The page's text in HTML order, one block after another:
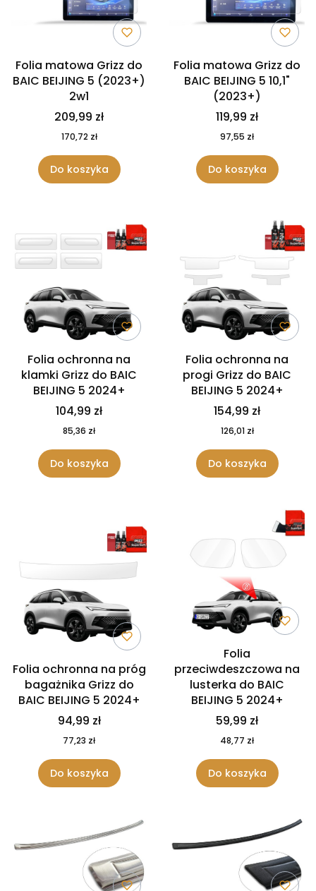
Folia matowa Grizz do
BAIC BEIJING 5 (2023+)
2w1
209,99 zł
170,72 zł
Do koszyka
Folia matowa Grizz do
BAIC BEIJING 5 10,1"
(2023+)
119,99 zł
97,55 zł
Do koszyka
Folia ochronna na
klamki Grizz do BAIC
BEIJING 5 2024+
104,99 zł
85,36 zł
Do koszyka
Folia ochronna na
progi Grizz do BAIC
BEIJING 5 2024+
154,99 zł
126,01 zł
Do koszyka
Folia ochronna na próg
bagażnika Grizz do
BAIC BEIJING 5 2024+
94,99 zł
77,23 zł
Do koszyka
Folia
przeciwdeszczowa na
lusterka do BAIC
BEIJING 5 2024+
59,99 zł
48,77 zł
Do koszyka